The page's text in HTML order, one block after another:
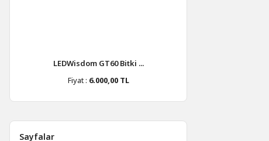
LEDWisdom GT60 Bitki ...
Fiyat : 6.000,00 TL
Sayfalar